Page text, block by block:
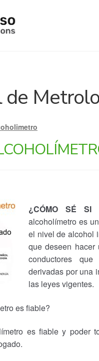
de
¿CÓMO SÉ SI
alcoholímetro es
el nivel de alcohol
que deseen
conductores
derivadas por una
las leyes vigentes.
es fiable?
es fiable y poder